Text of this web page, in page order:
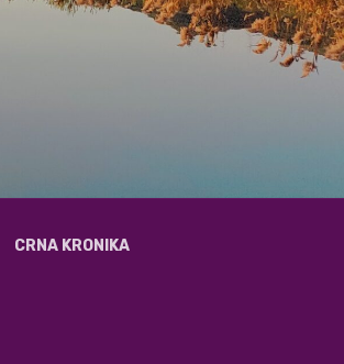
CRNA KRONIKA